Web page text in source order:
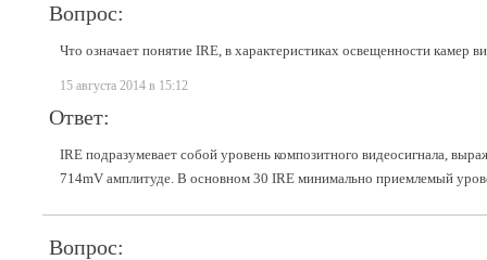
Вопрос:
Что означает понятие IRE, в характеристиках освещенности камер
15 августа 2014 в 15:12
Ответ:
IRE подразумевает собой уровень композитного видеосигнала,
714mV амплитуде. В основном 30 IRE минимально приемлемый
Вопрос: